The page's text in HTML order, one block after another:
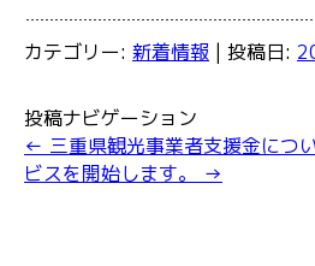
カテゴリー: 新着情報 | 投稿日:
投稿ナビゲーション
← 三重県観光事業者支援金につ
ビスを開始します。 →